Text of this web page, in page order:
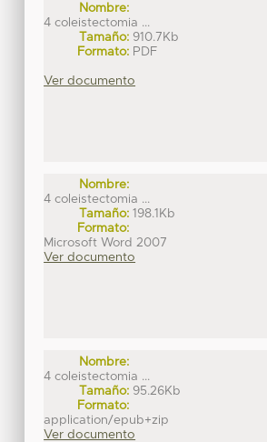
Nombre:
4 coleistectomia ...
Tamaño: 910.7Kb
Formato: PDF
Ver documento
Nombre:
4 coleistectomia ...
Tamaño: 198.1Kb
Formato:
Microsoft Word 2007
Ver documento
Nombre:
4 coleistectomia ...
Tamaño: 95.26Kb
Formato:
application/epub+zip
Ver documento